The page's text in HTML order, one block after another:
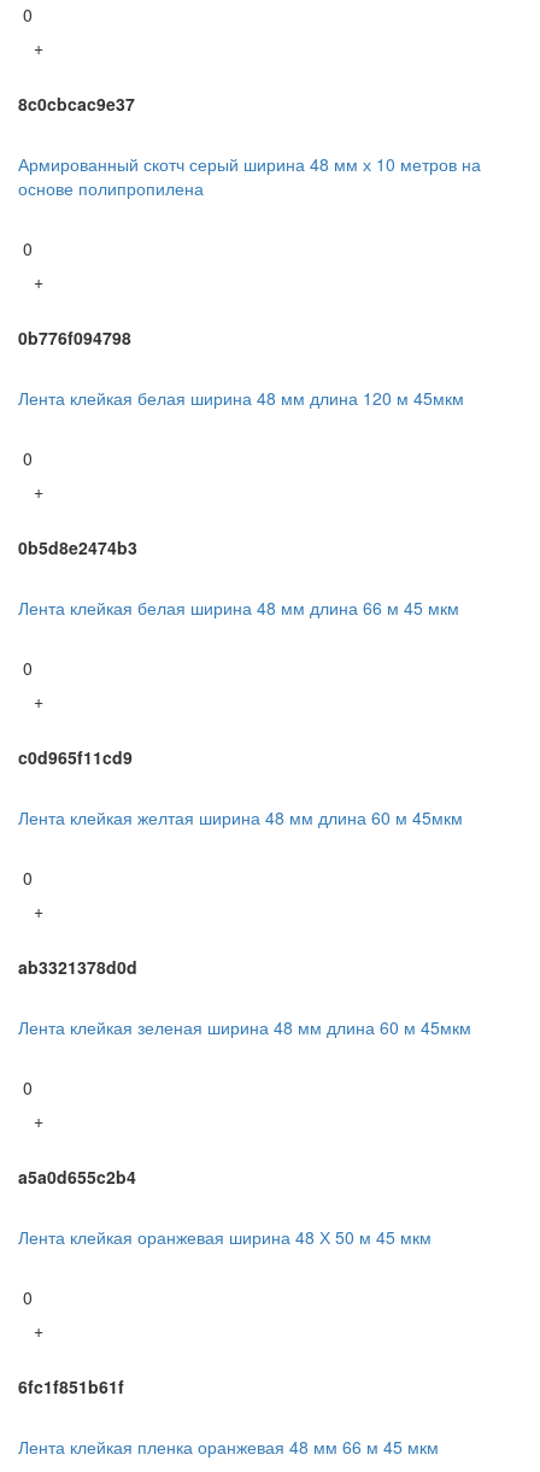
0
+
8c0cbcac9e37
Армированный скотч серый ширина 48 мм х 10 метров на
основе полипропилена
0
+
0b776f094798
Лента клейкая белая ширина 48 мм длина 120 м 45мкм
0
+
0b5d8e2474b3
Лента клейкая белая ширина 48 мм длина 66 м 45 мкм
0
+
c0d965f11cd9
Лента клейкая желтая ширина 48 мм длина 60 м 45мкм
0
+
ab3321378d0d
Лента клейкая зеленая ширина 48 мм длина 60 м 45мкм
0
+
a5a0d655c2b4
Лента клейкая оранжевая ширина 48 Х 50 м 45 мкм
0
+
6fc1f851b61f
Лента клейкая пленка оранжевая 48 мм 66 м 45 мкм